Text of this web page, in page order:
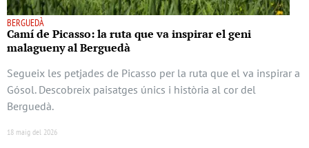
BERGUEDÀ
Camí de Picasso: la ruta que va inspirar el geni
malagueny al Berguedà
Segueix les petjades de Picasso per la ruta que el va inspirar a
Gósol. Descobreix paisatges únics i història al cor del
Berguedà.
18 maig del 2026